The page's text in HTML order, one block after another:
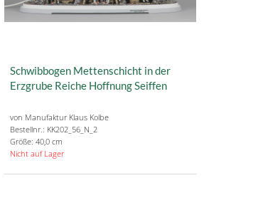
Schwibbogen Mettenschicht in der
Erzgrube Reiche Hoffnung Seiffen
von Manufaktur Klaus Kolbe
Bestellnr.: KK202_56_N_2
Größe: 40,0 cm
Nicht auf Lager